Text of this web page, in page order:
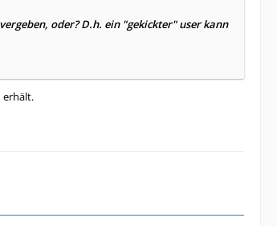
oder? D.h. ein "gekickter" user kann
erhält.